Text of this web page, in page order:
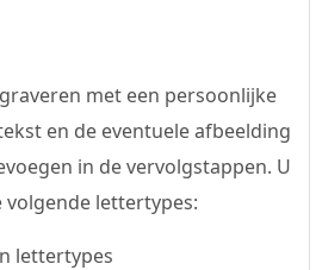
met een persoonlijke
en de eventuele afbeelding
in de vervolgstappen. U
volgende lettertypes: